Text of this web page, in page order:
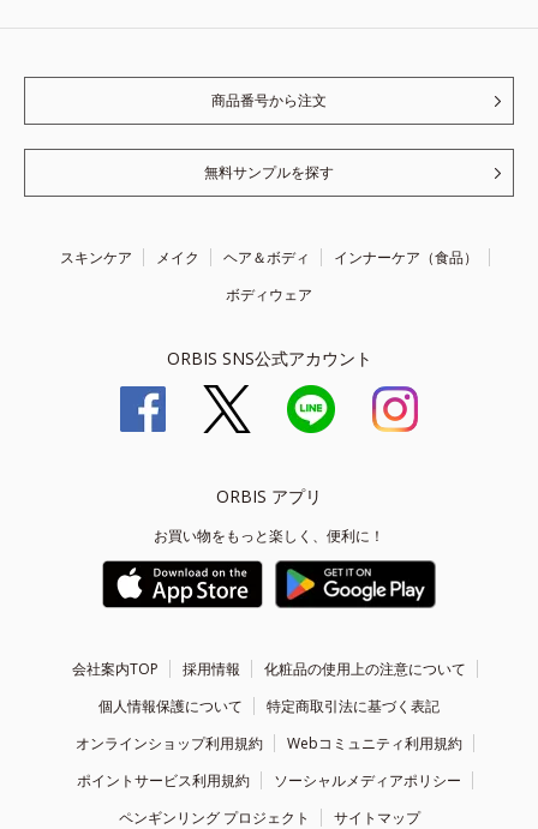
商品番号から注文
無料サンプルを探す
スキンケア メイク ヘア＆ボディ
インナーケア（食品）
ボディウェア
ORBIS SNS公式アカウント
ORBIS アプリ
お買い物をもっと楽しく、便利に！
会社案内TOP 採用情報
化粧品の使用上の注意について
個人情報保護について
特定商取引法に基づく表記
オンラインショップ利用規約
Webコミュニティ利用規約
ポイントサービス利用規約
ソーシャルメディアポリシー
ペンギンリング プロジェクト
サイトマップ